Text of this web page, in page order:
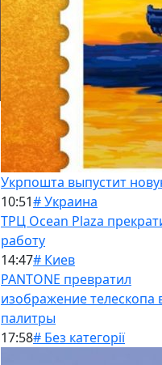
Укрпошта выпустит
10:51# Украина
ТРЦ Ocean Plaza
работу
14:47# Киев
PANTONE превратил
изображение телескопа
палитры
17:58# Без категорії